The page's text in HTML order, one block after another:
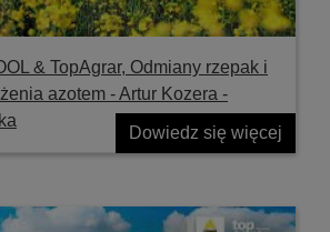
& TopAgrar, Odmiany rzepak i
azotem - Artur Kozera -
Dowiedz się więcej